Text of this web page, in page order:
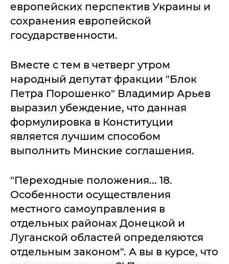
европейских перспектив Украины и
сохранения европейской
государственности.
Вместе с тем в четверг утром
народный депутат фракции "Блок
Петра Порошенко" Владимир Арьев
выразил убеждение, что данная
формулировка в Конституции
является лучшим способом
выполнить Минские соглашения.
"Переходные положения... 18.
Особенности осуществления
местного самоуправления в
отдельных районах Донецкой и
Луганской областей определяются
отдельным законом". А вы в курсе, что